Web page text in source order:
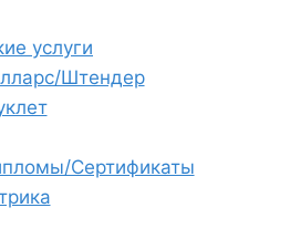
услуги
Штендер
Сертификаты